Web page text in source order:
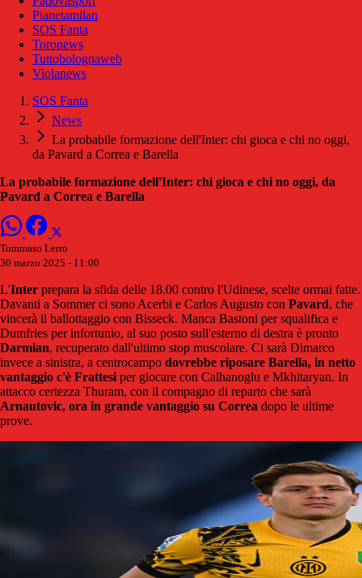
Pianetamilan
SOS Fanta
Toronews
Tuttobolognaweb
Violanews
SOS Fanta
News
La probabile formazione dell'Inter: chi gioca e chi no oggi,
da Pavard a Correa e Barella
La probabile formazione dell'Inter: chi gioca e chi no oggi, da
Pavard a Correa e Barella
Tommaso Lerro
30 marzo 2025 - 11:00
L'Inter prepara la sfida delle 18.00 contro l'Udinese, scelte ormai fatte.
Davanti a Sommer ci sono Acerbi e Carlos Augusto con Pavard, che
vincerà il ballottaggio con Bisseck. Manca Bastoni per squalifica e
Dumfries per infortunio, al suo posto sull'esterno di destra è pronto
Darmian, recuperato dall'ultimo stop muscolare. Ci sarà Dimarco
invece a sinistra, a centrocampo dovrebbe riposare Barella, in netto
vantaggio c'è Frattesi per giocare con Calhanoglu e Mkhitaryan. In
attacco certezza Thuram, con il compagno di reparto che sarà
Arnautovic, ora in grande vantaggio su Correa dopo le ultime
prove.